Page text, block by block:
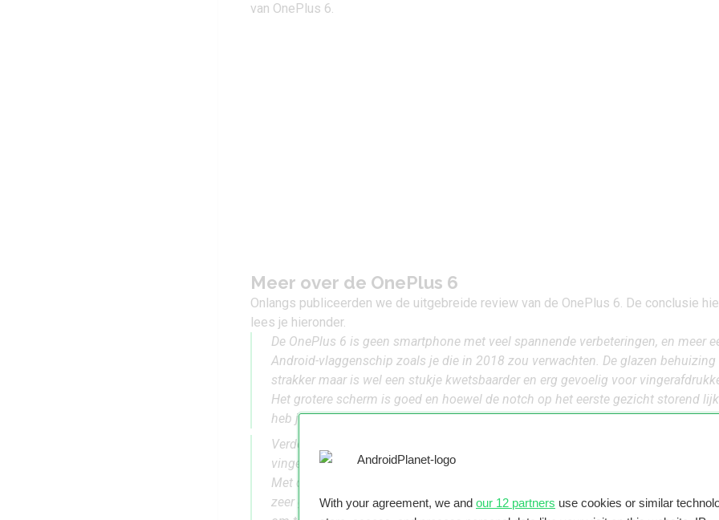
With your agreement, we and our 12 partners use cookies or similar
van OnePlus 6.
Meer over de OnePlus 6
Onlangs publiceerden we de uitgebreide review van de OnePlus 6. De conclusie
lees je hieronder.
De OnePlus 6 is geen smartphone met veel spannende verbeteringen, en meer
Android-vlaggenschip zoals je die in 2018 zou verwachten. De glazen
strakker maar is wel een stukje kwetsbaarder en erg gevoelig voor
Het grotere scherm is goed en hoewel de notch op het eerste gezicht storend
heb je er in de praktijk nauwelijks last van.
Verder blijven we fan van OxygenOS, de fijne Face Unlock-feature en de enorm
vingerafdrukscanner. Ook is Dash Charge nog steeds de snelste manier van
Met de camera heeft OnePlus nog wel wat stappen te zetten, maar al met al is
zeer geslaagde smartphone. Voor gebruikers van de OnePlus 5T is er te weinig